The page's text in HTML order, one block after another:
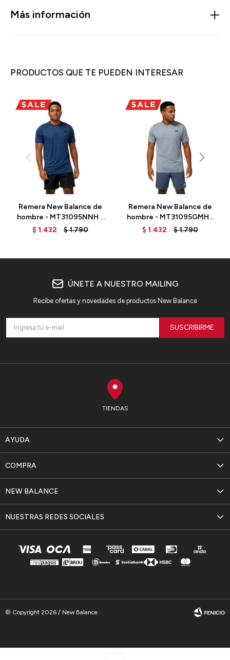
Más información
PRODUCTOS QUE TE PUEDEN INTERESAR
Remera New Balance de
hombre - MT31095NNH -
BLUE
$ 1.432 $1.790
Remera New Balance de
hombre - MT31095GMH -
GREY
$ 1.432 $1.790
TIENDAS
AYUDA
NEW BALANCE
COMPRA
NUESTRAS REDES SOCIALES
ÚNETE A NUESTRO MAILING
Recibe ofertas y novedades de productos New Balance
SUSCRIBIRME
© Copyright 2026 / New Balance